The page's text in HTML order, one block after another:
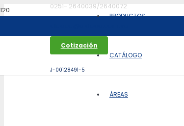
0251- 2640039/2640072
Cotización
J-00128491-5
PRODUCTOS
CATÁLOGO
ÁREAS